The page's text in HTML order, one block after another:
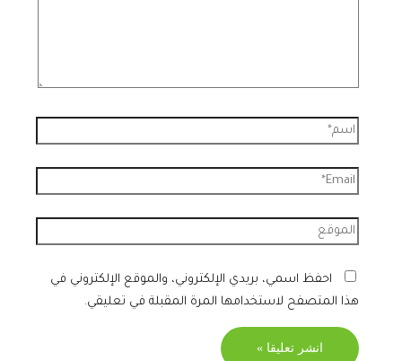
احفظ اسمي، بريدي الإلكتروني، والموقع الإلكتروني في
هذا المتصفح لاستخدامها المرة المقبلة في تعليقي.